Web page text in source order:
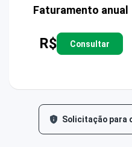
Faturamento anual
R$ Consultar
Solicitação para